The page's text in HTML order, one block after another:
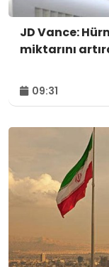
JD Vance:
miktarını
09:31